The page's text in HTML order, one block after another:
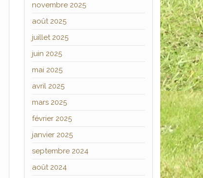
novembre 2025
août 2025
juillet 2025
juin 2025
mai 2025
avril 2025
mars 2025
février 2025
janvier 2025
septembre 2024
août 2024